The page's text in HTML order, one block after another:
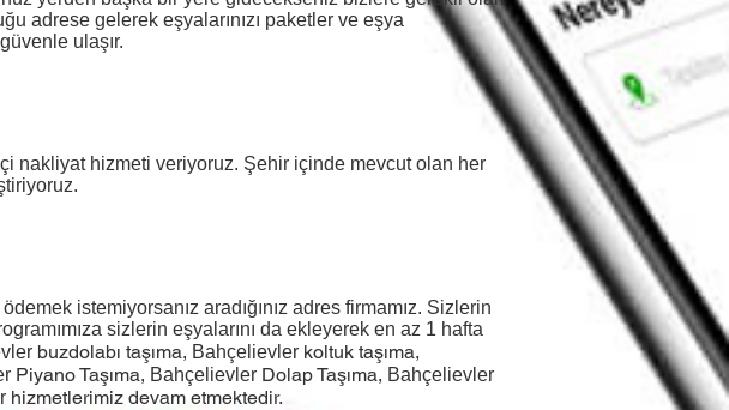
adrese gelerek eşyalarınızı paketler ve eşya
ulaşır.
nakliyat hizmeti veriyoruz. Şehir içinde mevcut olan her
istemiyorsanız aradığınız adres firmamız. Sizlerin
sizlerin eşyalarını da ekleyerek en az 1 hafta
buzdolabı taşıma, Bahçelievler koltuk taşıma,
Piyano Taşıma, Bahçelievler Dolap Taşıma, Bahçelievler
hizmetlerimiz devam etmektedir.